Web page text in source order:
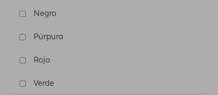
Negro
Púrpura
Rojo
Verde